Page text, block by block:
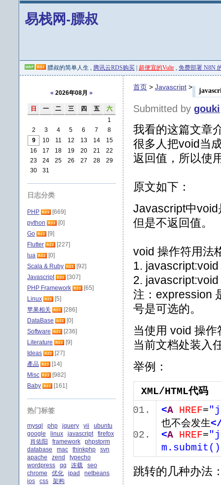
易栈网-膘叔
膘叔的简单人生 , 腾讯云RDS购买 超便宜的Vultr , 免费部署 N8N
首页 > Javascript >
Submitted by gouki
我看的这篇文章
很多人把void当
返回值，所以使
原文如下：
Javascript中void
但是不返回值。
void 操作符用法
1.
2.
注：expression
号是可选的。
当使用 void 操
当前文档处装入
举例：
XML/HTML代码
<A HREF=
也不会发生
<A HREF=
跳转的几种办法
« 2026年08月 »
日 一 二 三 四 五
六
1
2
3 4 5 6 7
8
9
10 11 12 13 14
15
16
17 18 19 20 21
22
23
24 25 26 27 28
29
30
31
日志分类
PHP
[669]
python
[0]
Go
[9]
Flutter
[227]
lua
[0]
Scala & Ruby
[92]
Javascript
[307]
PHP Framework
[65]
Linux
[5]
苹果相关
[286]
DataBase
[0]
Software
[236]
Literature
[9]
Ideas
[27]
產品
[14]
Misc
[982]
Baby
[161]
热门标签
mysql php jquery yii
ubuntu
google
linux javascript
firefox
肖佑阳
framework
phpstorm
database
mac thinkphp
svn
apache
zend
typecho
wordpress
qq 连载
seo
chrome
优化 ipad
netbeans
ios
css 架构